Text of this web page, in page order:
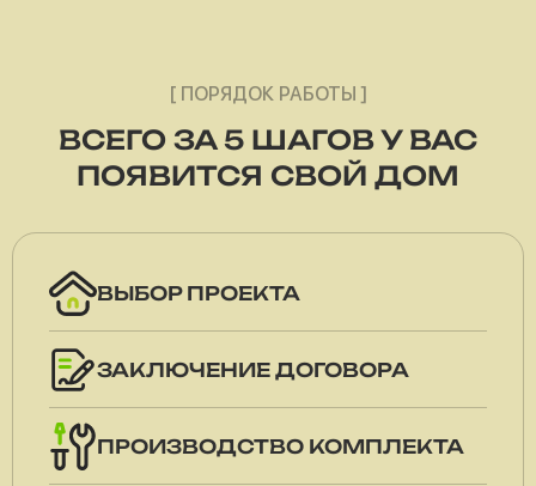
[ ПОРЯДОК РАБОТЫ ]
ВСЕГО ЗА 5 ШАГОВ У ВАС
ПОЯВИТСЯ СВОЙ ДОМ
ВЫБОР ПРОЕКТА
ЗАКЛЮЧЕНИЕ ДОГОВОРА
ПРОИЗВОДСТВО КОМПЛЕКТА